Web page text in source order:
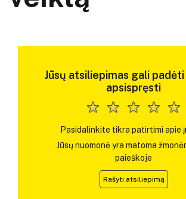
Jūsų atsiliepimas gali
apsispręsti
Pasidalinkite tikra patirtimi apie
Jūsų nuomonė yra matoma
paieškoje
Rašyti atsiliepimą